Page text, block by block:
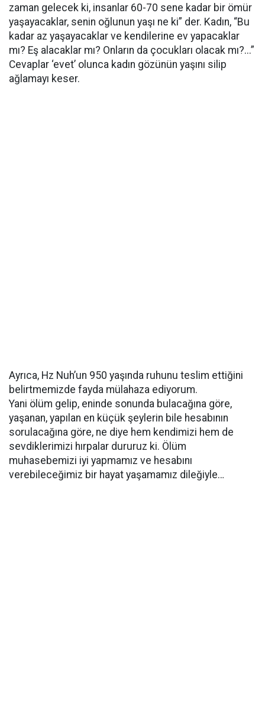
zaman gelecek ki, insanlar 60-70 sene kadar bir ömür
yaşayacaklar, senin oğlunun yaşı ne ki” der. Kadın, “Bu
kadar az yaşayacaklar ve kendilerine ev yapacaklar
mı? Eş alacaklar mı? Onların da çocukları olacak mı?...”
Cevaplar ‘evet’ olunca kadın gözünün yaşını silip
ağlamayı keser.
Ayrıca, Hz Nuh’un 950 yaşında ruhunu teslim ettiğini
belirtmemizde fayda mülahaza ediyorum.
Yani ölüm gelip, eninde sonunda bulacağına göre,
yaşanan, yapılan en küçük şeylerin bile hesabının
sorulacağına göre, ne diye hem kendimizi hem de
sevdiklerimizi hırpalar dururuz ki. Ölüm
muhasebemizi iyi yapmamız ve hesabını
verebileceğimiz bir hayat yaşamamız dileğiyle…